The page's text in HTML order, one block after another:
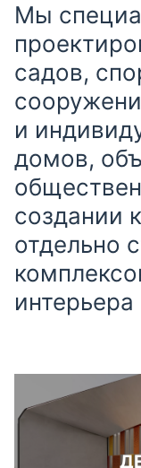
Мы
садов,
и
домов,
создании
отдельно
интерьера